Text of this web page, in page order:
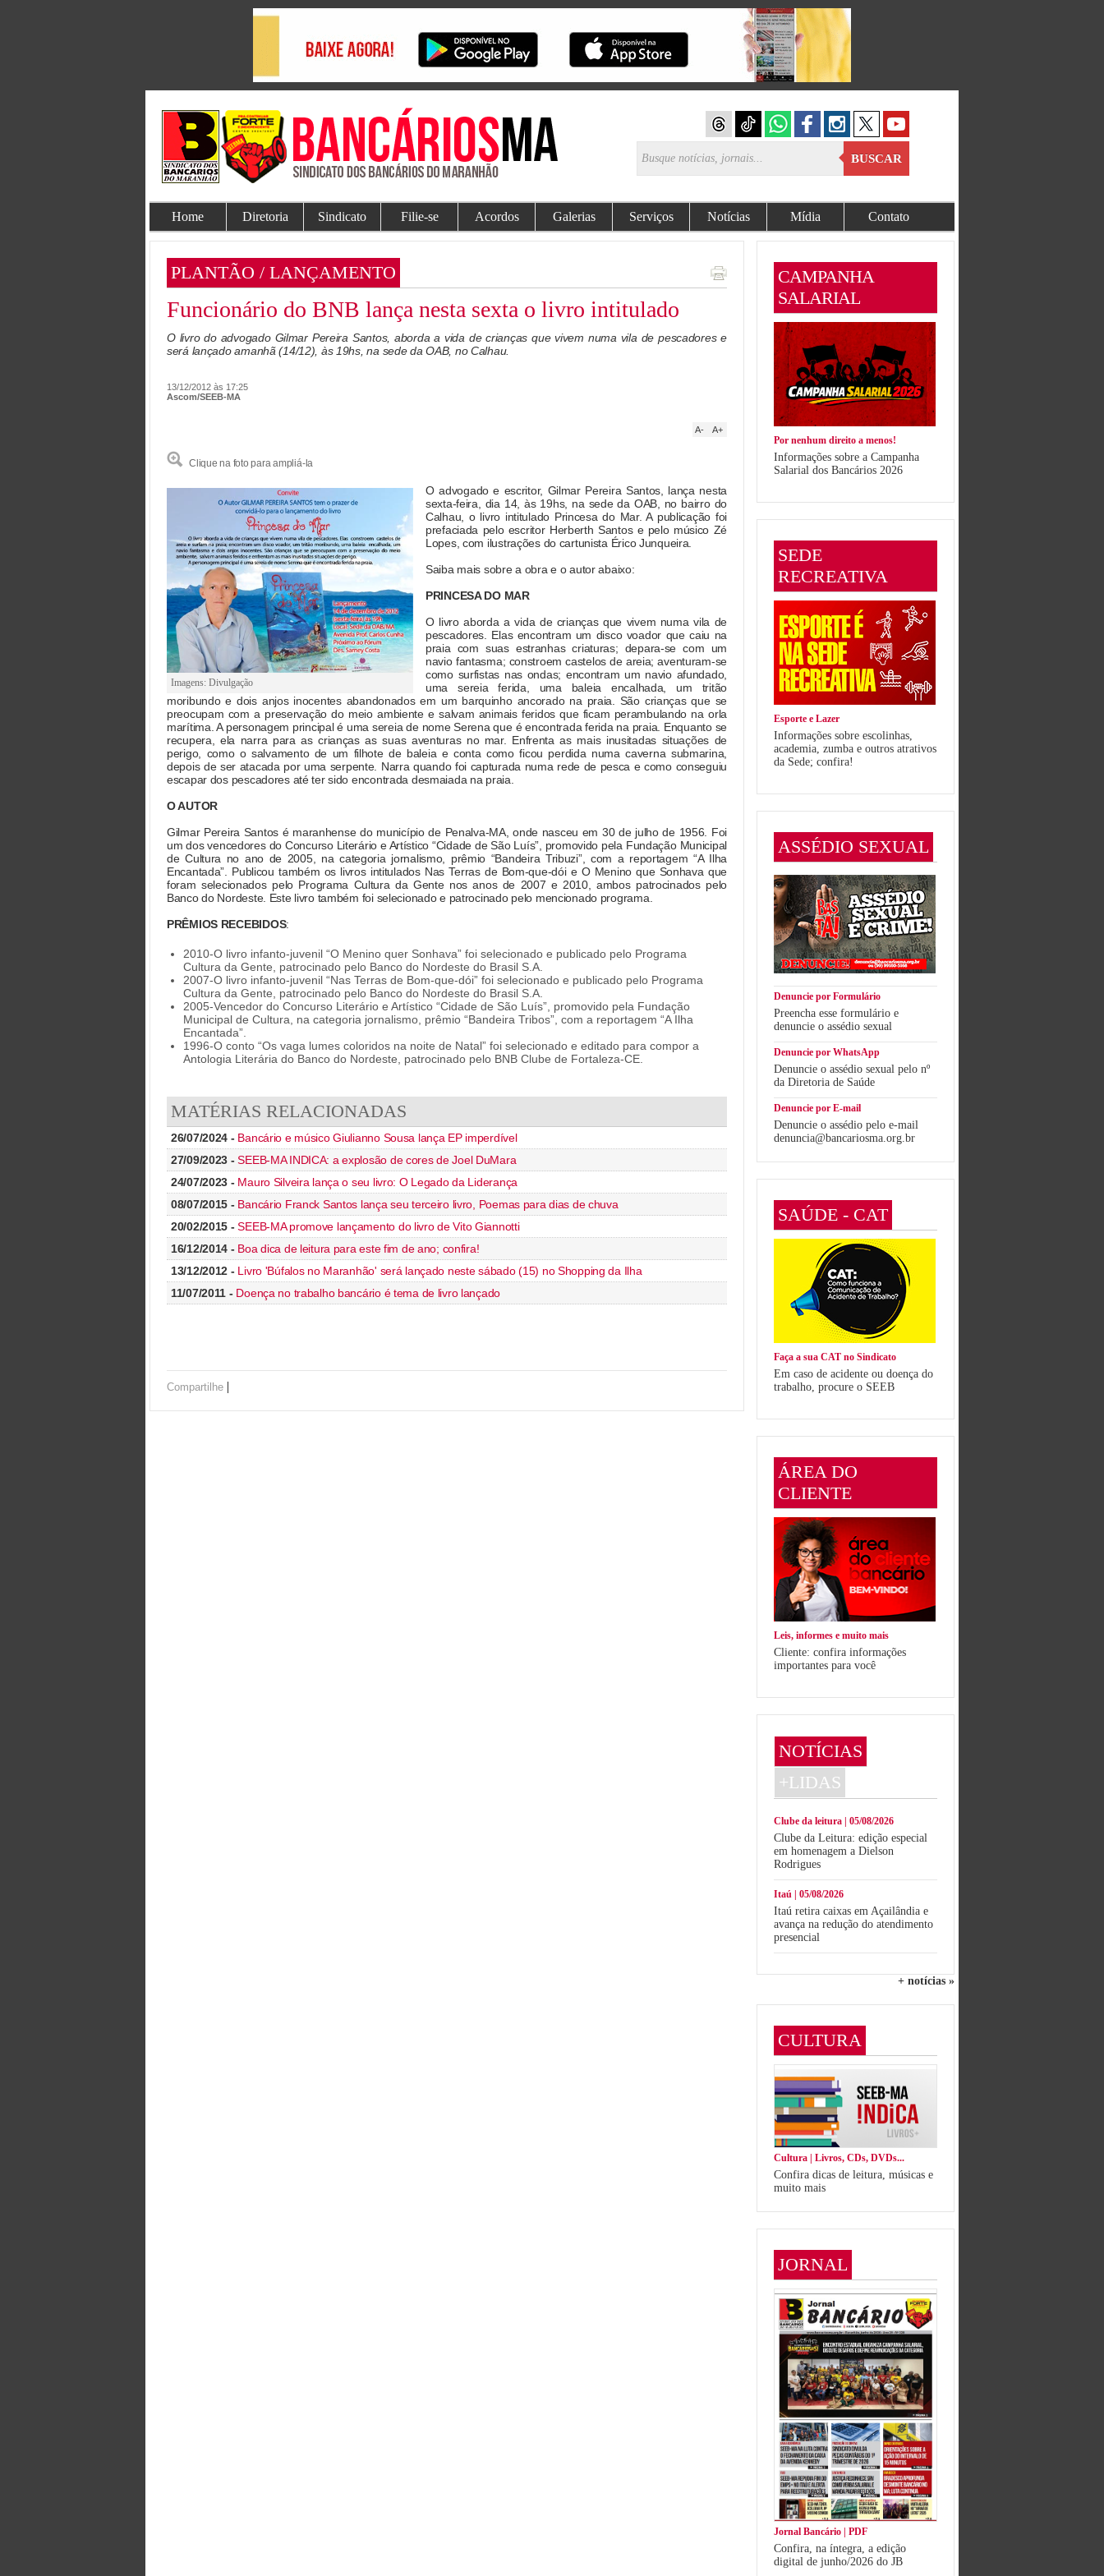
BUSCAR
Home Diretoria Sindicato Filie-se Acordos Galerias Serviços Notícias Mídia Contato
PLANTÃO / LANÇAMENTO
Funcionário do BNB lança nesta sexta o livro intitulado
O livro do advogado Gilmar Pereira Santos, aborda a vida de crianças que vivem numa vila de pescadores e
será lançado amanhã (14/12), às 19hs, na sede da OAB, no Calhau.
13/12/2012 às 17:25
Ascom/SEEB-MA
A+
A-
Clique na foto para ampliá-la
Imagens: Divulgação
O advogado e escritor, Gilmar Pereira Santos, lança nesta
sexta-feira, dia 14, às 19hs, na sede da OAB, no bairro do
Calhau, o livro intitulado Princesa do Mar. A publicação foi
prefaciada pelo escritor Herberth Santos e pelo músico Zé
Lopes, com ilustrações do cartunista Érico Junqueira.
Saiba mais sobre a obra e o autor abaixo:
PRINCESA DO MAR
O livro aborda a vida de crianças que vivem numa vila de
pescadores. Elas encontram um disco voador que caiu na
praia com suas estranhas criaturas; depara-se com um
navio fantasma; constroem castelos de areia; aventuram-se
como surfistas nas ondas; encontram um navio afundado,
uma sereia ferida, uma baleia encalhada, um tritão
moribundo e dois anjos inocentes abandonados em um barquinho ancorado na praia. São crianças que se
preocupam com a preservação do meio ambiente e salvam animais feridos que ficam perambulando na orla
marítima. A personagem principal é uma sereia de nome Serena que é encontrada ferida na praia. Enquanto se
recupera, ela narra para as crianças as suas aventuras no mar. Enfrenta as mais inusitadas situações de
perigo, como o salvamento de um filhote de baleia e conta como ficou perdida numa caverna submarina,
depois de ser atacada por uma serpente. Narra quando foi capturada numa rede de pesca e como conseguiu
escapar dos pescadores até ter sido encontrada desmaiada na praia.
O AUTOR
Gilmar Pereira Santos é maranhense do município de Penalva-MA, onde nasceu em 30 de julho de 1956. Foi
um dos vencedores do Concurso Literário e Artístico “Cidade de São Luís”, promovido pela Fundação Municipal
de Cultura no ano de 2005, na categoria jornalismo, prêmio “Bandeira Tribuzi”, com a reportagem “A Ilha
Encantada”. Publicou também os livros intitulados Nas Terras de Bom-que-dói e O Menino que Sonhava que
foram selecionados pelo Programa Cultura da Gente nos anos de 2007 e 2010, ambos patrocinados pelo
Banco do Nordeste. Este livro também foi selecionado e patrocinado pelo mencionado programa.
PRÊMIOS RECEBIDOS:
2010-O livro infanto-juvenil “O Menino quer Sonhava” foi selecionado e publicado pelo Programa
Cultura da Gente, patrocinado pelo Banco do Nordeste do Brasil S.A.
2007-O livro infanto-juvenil “Nas Terras de Bom-que-dói” foi selecionado e publicado pelo Programa
Cultura da Gente, patrocinado pelo Banco do Nordeste do Brasil S.A.
2005-Vencedor do Concurso Literário e Artístico “Cidade de São Luís”, promovido pela Fundação
Municipal de Cultura, na categoria jornalismo, prêmio “Bandeira Tribos”, com a reportagem “A Ilha
Encantada”.
1996-O conto “Os vaga lumes coloridos na noite de Natal” foi selecionado e editado para compor a
Antologia Literária do Banco do Nordeste, patrocinado pelo BNB Clube de Fortaleza-CE.
MATÉRIAS RELACIONADAS
26/07/2024 - Bancário e músico Giulianno Sousa lança EP imperdível
27/09/2023 -SEEB-MA INDICA: a explosão de cores de Joel DuMara
24/07/2023 - Mauro Silveira lança o seu livro: O Legado da Liderança
08/07/2015 - Bancário Franck Santos lança seu terceiro livro, Poemas para dias de chuva
20/02/2015 -SEEB-MA promove lançamento do livro de Vito Giannotti
16/12/2014 - Boa dica de leitura para este fim de ano; confira!
13/12/2012 - Livro 'Búfalos no Maranhão' será lançado neste sábado (15) no Shopping da Ilha
11/07/2011 - Doença no trabalho bancário é tema de livro lançado
Compartilhe |
CAMPANHA
SALARIAL
Por nenhum direito a menos!
Informações sobre a Campanha
Salarial dos Bancários 2026
SEDE
RECREATIVA
Esporte e Lazer
Informações sobre escolinhas,
academia, zumba e outros atrativos
da Sede; confira!
ASSÉDIO SEXUAL
Denuncie por Formulário
Preencha esse formulário e
denuncie o assédio sexual
Denuncie por WhatsApp
Denuncie o assédio sexual pelo nº
da Diretoria de Saúde
Denuncie por E-mail
Denuncie o assédio pelo e-mail
denuncia@bancariosma.org.br
SAÚDE - CAT
Faça a sua CAT no Sindicato
Em caso de acidente ou doença do
trabalho, procure o SEEB
ÁREA DO
CLIENTE
Leis, informes e muito mais
Cliente: confira informações
importantes para você
NOTÍCIAS
+LIDAS
Clube da leitura | 05/08/2026
Clube da Leitura: edição especial
em homenagem a Dielson
Rodrigues
Itaú | 05/08/2026
Itaú retira caixas em Açailândia e
avança na redução do atendimento
presencial
+ notícias »
CULTURA
Cultura | Livros, CDs, DVDs...
Confira dicas de leitura, músicas e
muito mais
JORNAL
Jornal Bancário | PDF
Confira, na íntegra, a edição
digital de junho/2026 do JB